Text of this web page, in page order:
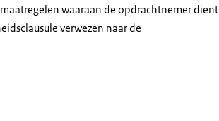
waaraan de opdrachtnemer dient
verwezen naar de